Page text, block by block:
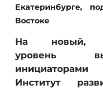
Екатеринбурге,
Востоке
На новый,
уровень
Институт